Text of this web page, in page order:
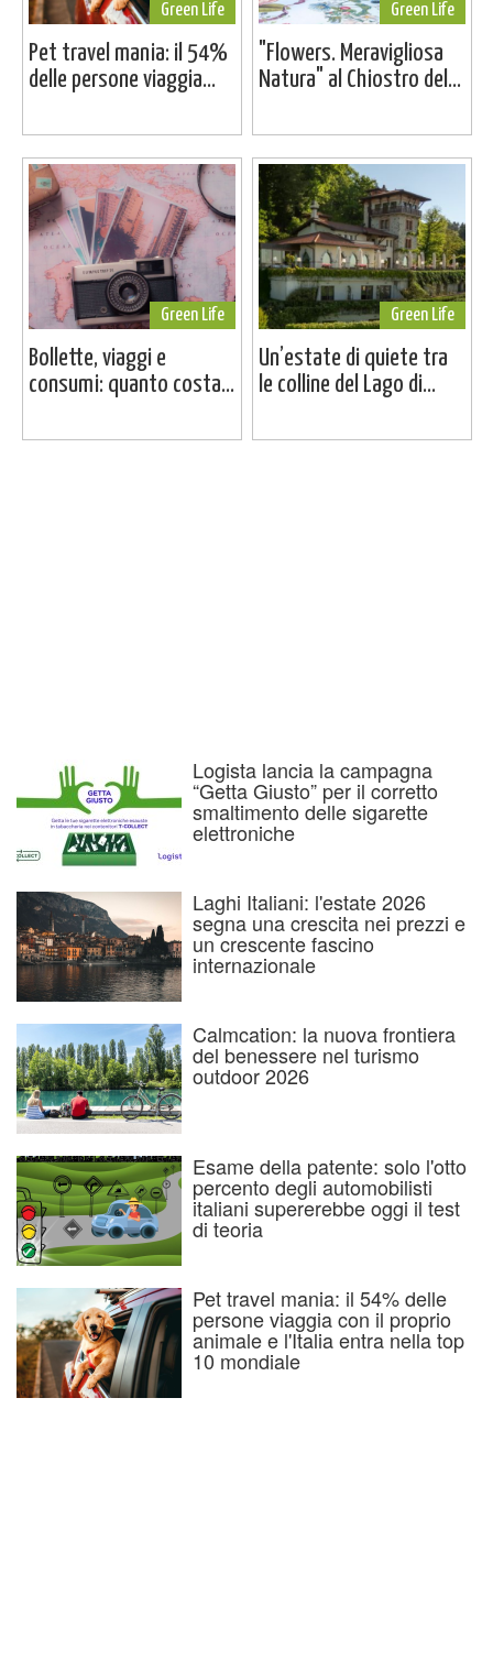
Green Life
Pet travel mania: il 54%
delle persone viaggia...
Green Life
"Flowers. Meravigliosa
Natura" al Chiostro del...
Green Life
Bollette, viaggi e
consumi: quanto costa...
Green Life
Un’estate di quiete tra
le colline del Lago di...
Logista lancia la campagna
“Getta Giusto” per il corretto
smaltimento delle sigarette
elettroniche
Laghi Italiani: l'estate 2026
segna una crescita nei prezzi e
un crescente fascino
internazionale
Calmcation: la nuova frontiera
del benessere nel turismo
outdoor 2026
Esame della patente: solo l'otto
percento degli automobilisti
italiani supererebbe oggi il test
di teoria
Pet travel mania: il 54% delle
persone viaggia con il proprio
animale e l'Italia entra nella top
10 mondiale